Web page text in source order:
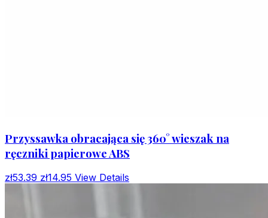
Przyssawka obracająca się 360° wieszak na
ręczniki papierowe ABS
zł53.39 zł14.95 View Details